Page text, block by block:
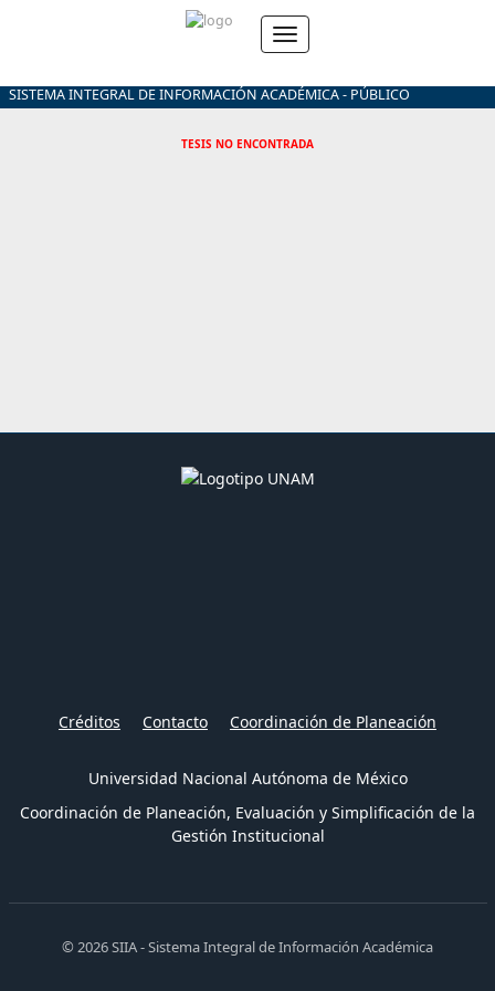
SISTEMA INTEGRAL DE INFORMACIÓN ACADÉMICA - PÚBLICO
TESIS NO ENCONTRADA
Créditos Contacto Coordinación de Planeación
Universidad Nacional Autónoma de México
Coordinación de Planeación, Evaluación y Simplificación de la
Gestión Institucional
© 2026 SIIA - Sistema Integral de Información Académica